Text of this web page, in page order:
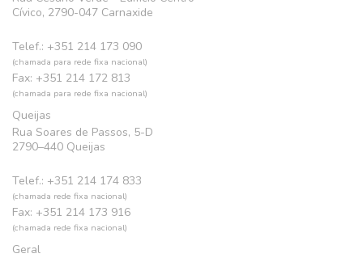
Cívico, 2790-047 Carnaxide
Telef.: +351 214 173 090
(chamada para rede fixa nacional)
Fax: +351 214 172 813
(chamada para rede fixa nacional)
Queijas
Rua Soares de Passos, 5-D
2790–440 Queijas
Telef.: +351 214 174 833
(chamada rede fixa nacional)
Fax: +351 214 173 916
(chamada rede fixa nacional)
Geral